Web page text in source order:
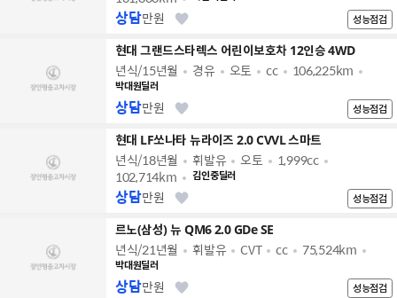
성능점검
상담만원
현대 그랜드스타렉스 어린이보호차 12인승 4WD
년식/15년월 경유 오토 cc 106,225km
박대원딜러
성능점검
상담만원
현대 LF쏘나타 뉴라이즈 2.0 CVVL 스마트
년식/18년월 휘발유 오토
1,999cc
102,714km
김인중딜러
성능점검
상담만원
르노(삼성) 뉴 QM6 2.0 GDe SE
년식/21년월 휘발유 CVT cc 75,524km
박대원딜러
성능점검
상담만원